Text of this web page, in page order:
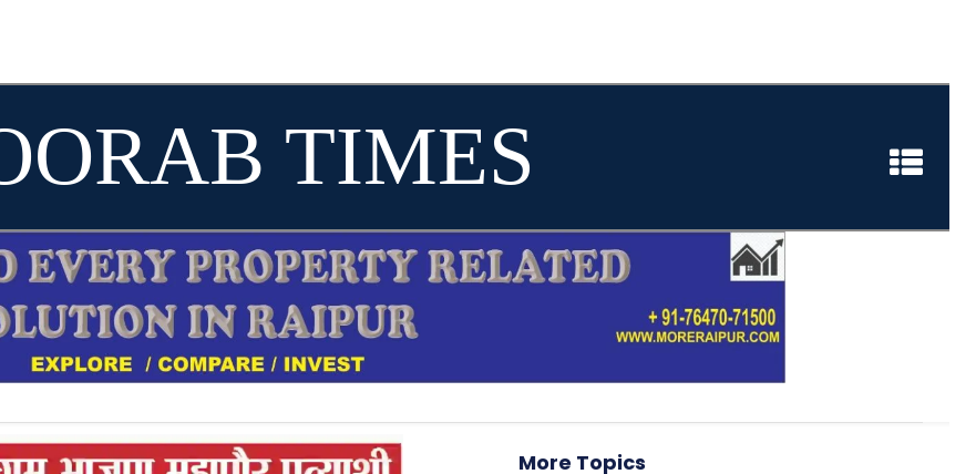
TIMES
More Topics